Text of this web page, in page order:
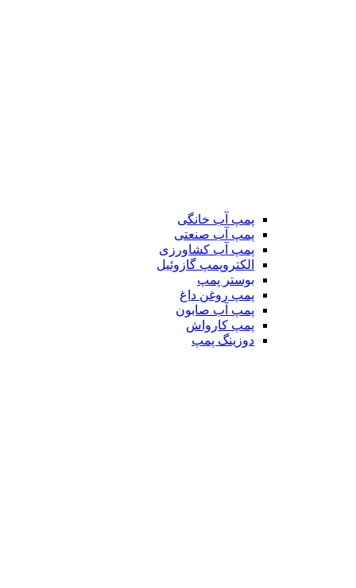
پمپ آب خانگی
پمپ آب صنعتی
پمپ آب کشاورزی
الکتروپمپ گازوئیل
بوستر پمپ
پمپ روغن داغ
پمپ آب صابون
پمپ کارواش
دوزینگ پمپ